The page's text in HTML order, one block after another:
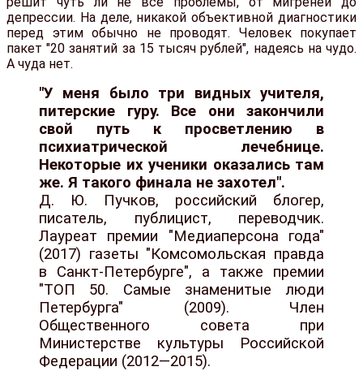
депрессии. На деле, никакой объективной диагностики
перед этим обычно не проводят. Человек покупает
пакет "20 занятий за 15 тысяч рублей", надеясь на чудо.
А чуда нет.
"У меня было три видных учителя,
питерские гуру. Все они закончили
свой путь к просветлению в
психиатрической лечебнице.
Некоторые их ученики оказались там
же. Я такого финала не захотел".
Д. Ю. Пучков, российский блогер,
писатель, публицист, переводчик.
Лауреат премии "Медиаперсона года"
(2017) газеты "Комсомольская правда
в Санкт-Петербурге", а также премии
"ТОП 50. Самые знаменитые люди
Петербурга" (2009). Член
Общественного совета при
Министерстве культуры Российской
Федерации (2012—2015).